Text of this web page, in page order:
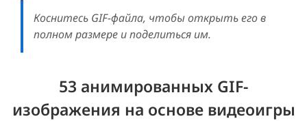
Коснитесь GIF-файла, чтобы открыть его в
полном размере и поделиться им.
53 анимированных GIF-
изображения на основе видеоигры